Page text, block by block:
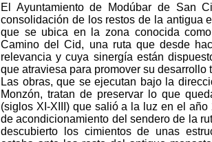
El Ayuntamiento de Modúbar de San
consolidación de los restos de la antigua
que se ubica en la zona conocida
Camino del Cid, una ruta que desde
relevancia y cuya sinergía están
que atraviesa para promover su desarrollo
Las obras, que se ejecutan bajo la
Monzón, tratan de preservar lo que
(siglos XI-XIII) que salió a la luz en el
de acondicionamiento del sendero de la
descubierto los cimientos de unas